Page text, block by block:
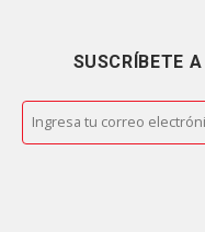
SUSCRÍBETE